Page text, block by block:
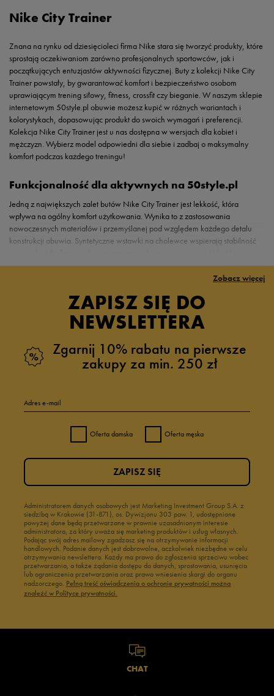
Zobacz więcej
Nike City Trainer
Znana na rynku od dziesięcioleci firma Nike stara się tworzyć produkty, które
sprostają oczekiwaniom zarówno profesjonalnych sportowców, jak i
początkujących entuzjastów aktywności fizycznej. Buty z kolekcji Nike City
Trainer powstały, by gwarantować komfort i bezpieczeństwo osobom
uprawiającym trening siłowy, fitness, crossfit czy bieganie. W naszym sklepie
internetowym 50style.pl obuwie możesz kupić w różnych wariantach i
kolorystykach, dopasowując produkt do swoich wymagań i preferencji.
Kolekcja Nike City Trainer jest u nas dostępna w wersjach dla kobiet i
mężczyzn. Wybierz model odpowiedni dla siebie i zadbaj o maksymalny
komfort podczas każdego treningu!
Funkcjonalność dla aktywnych na 50style.pl
Jedną z największych zalet butów Nike City Trainer jest lekkość, która
wpływa na ogólny komfort użytkowania. Wynika to z zastosowania
nowoczesnych materiałów i przemyślanej pod względem każdego detalu
konstrukcji obuwia. Syntetyczne wstawki na cholewce wspierają stabilność
ponieważ wzmacniają je w newralgicznych obszarach. Oregońscy
projektanci w niektórych wariantach z kolekcji Nike City Trainer postawili na
właściwość produktu docenią przede wszystkim osoby, które stawiają na
regularny oraz intensywny trening. Nie bez znaczenia jest również to, czego
na pierwszy rzut oka nie widać. We wnętrzu butów Nike City Trainer
funkcjonalnej podeszwie wykonanej ze sprężystej pianki, która czuwa nad
niezbędną amortyzacją. Jak przystało na buty sportowe, Nike City Trainer
oferują również świetną przyczepność do podłoża.
ZAPISZ SIĘ DO
NEWSLETTERA
Zgarnij 10% rabatu na pierwsze
zakupy za min. 250 zł
Adres e-mail
Oferta damska Oferta męska
Administratorem danych osobowych jest Marketing Investment Group S.A. z
siedzibą w Krakowie (31-871), os. Dywizjonu 303 paw. 1, udostępnione
powyżej dane będą przetwarzane w prawnie uzasadnionym interesie
administratora, za który uważa się marketing produktów i usług własnych.
Podając swój adres mailowy zgadzasz się na otrzymywanie informacji
handlowych. Podanie danych jest dobrowolne, aczkolwiek niezbędne w celu
otrzymywania newslettera. Każdy ma prawo do zgłoszenia sprzeciwu wobec
przetwarzania, a także żądania dostępu do danych, sprostowania, usunięcia
lub ograniczenia przetwarzania oraz prawo wniesienia skargi do organu
nadzorczego. Pełną treść oświadczenia o ochronie prywatności można
znaleźć w Polityce prywatności.
ZAPISZ SIĘ
CHAT